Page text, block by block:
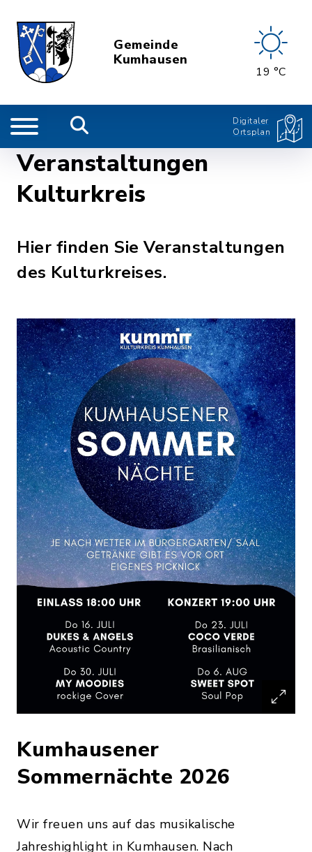
Gemeinde
Kumhausen
19 °C
Digitaler
Ortsplan
Veranstaltungen
Kulturkreis
Hier finden Sie Veranstaltungen
des Kulturkreises.
Kumhausener
Sommernächte 2026
Wir freuen uns auf das musikalische
Jahreshighlight in Kumhausen. Nach